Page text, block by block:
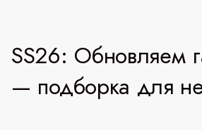
SS26: Обновляем
— подборка для